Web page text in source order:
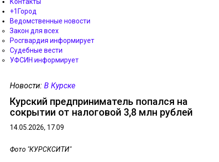
+1Город
Ведомственные новости
Закон для всех
Росгвардия информирует
Судебные вести
УФСИН информирует
Новости: В Курске
Курский предприниматель попался на
сокрытии от налоговой 3,8 млн рублей
14.05.2026, 17.09
Фото "КУРСКСИТИ"